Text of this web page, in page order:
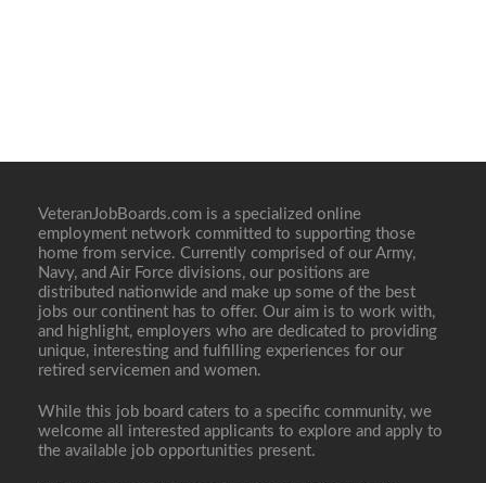
VeteranJobBoards.com is a specialized online
employment network committed to supporting those
home from service. Currently comprised of our Army,
Navy, and Air Force divisions, our positions are
distributed nationwide and make up some of the best
jobs our continent has to offer. Our aim is to work with,
and highlight, employers who are dedicated to providing
unique, interesting and fulfilling experiences for our
retired servicemen and women.
While this job board caters to a specific community, we
welcome all interested applicants to explore and apply to
the available job opportunities present.